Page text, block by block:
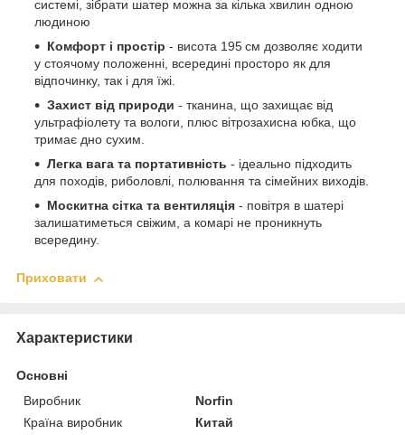
системі, зібрати шатер можна за кілька хвилин одною
людиною
Комфорт і простір - висота 195 см дозволяє ходити
у стоячому положенні, всередині просторо як для
відпочинку, так і для їжі.
Захист від природи - тканина, що захищає від
ультрафіолету та вологи, плюс вітрозахисна юбка, що
тримає дно сухим.
Легка вага та портативність - ідеально підходить
для походів, риболовлі, полювання та сімейних виходів.
Москитна сітка та вентиляція - повітря в шатері
залишатиметься свіжим, а комарі не проникнуть
всередину.
Приховати
Характеристики
Основні
Виробник
Norfin
Країна виробник
Китай